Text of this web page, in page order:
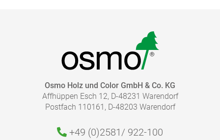
Calculez rapidement et facilement la quantité dont
vous avez besoin.
CATALOGUE - COULEUR ET PROTECTION POUR
Osmo Holz und Color GmbH & Co. KG
Affhüppen Esch 12, D-48231 Warendorf
Postfach 110161, D-48203 Warendorf
+49 (0)2581/ 922-100